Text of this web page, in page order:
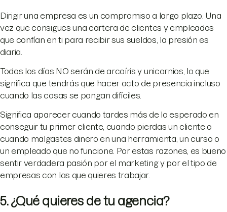
Dirigir una empresa es un compromiso a largo plazo. Una
vez que consigues una cartera de clientes y empleados
que confían en ti para recibir sus sueldos, la presión es
diaria.
Todos los días NO serán de arcoíris y unicornios, lo que
significa que tendrás que hacer acto de presencia incluso
cuando las cosas se pongan difíciles.
Significa aparecer cuando tardes más de lo esperado en
conseguir tu primer cliente, cuando pierdas un cliente o
cuando malgastes dinero en una herramienta, un curso o
un empleado que no funcione. Por estas razones, es bueno
sentir verdadera pasión por el marketing y por el tipo de
empresas con las que quieres trabajar.
5. ¿Qué quieres de tu agencia?